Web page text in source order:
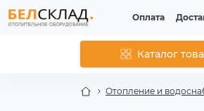
Оплата
Каталог
Отопление и